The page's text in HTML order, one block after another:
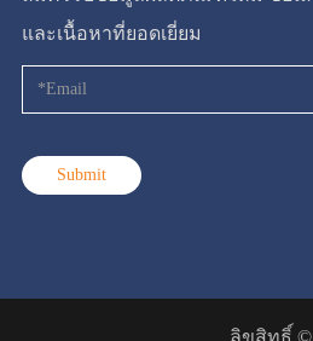
และเนื้อหาที่ยอดเยี่ยม
Submit
ลิขสิทธิ์ ©